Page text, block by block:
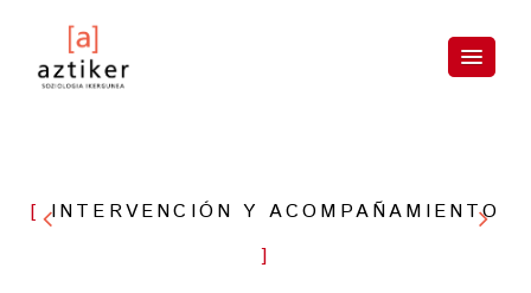
content
INTERVENCIÓN Y ACOMPAÑAMIENTO